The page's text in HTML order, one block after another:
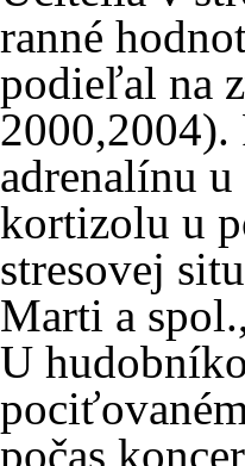
ranné
podieľal na
adrenalínu
kortizolu u
stresovej
Marti a
U
počas